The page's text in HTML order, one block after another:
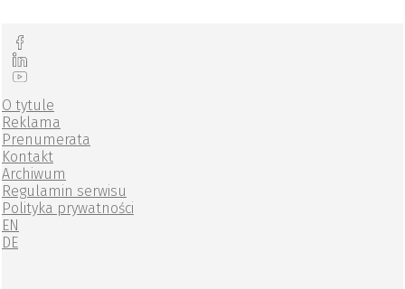
O tytule
Reklama
Prenumerata
Kontakt
Archiwum
Regulamin serwisu
Polityka prywatności
EN
DE